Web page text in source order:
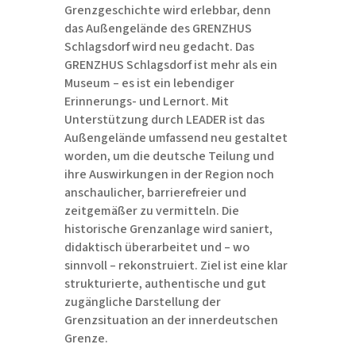
Grenzgeschichte wird erlebbar, denn
das Außengelände des GRENZHUS
Schlagsdorf wird neu gedacht. Das
GRENZHUS Schlagsdorf ist mehr als ein
Museum – es ist ein lebendiger
Erinnerungs- und Lernort. Mit
Unterstützung durch LEADER ist das
Außengelände umfassend neu gestaltet
worden, um die deutsche Teilung und
ihre Auswirkungen in der Region noch
anschaulicher, barrierefreier und
zeitgemäßer zu vermitteln. Die
historische Grenzanlage wird saniert,
didaktisch überarbeitet und – wo
sinnvoll – rekonstruiert. Ziel ist eine klar
strukturierte, authentische und gut
zugängliche Darstellung der
Grenzsituation an der innerdeutschen
Grenze.